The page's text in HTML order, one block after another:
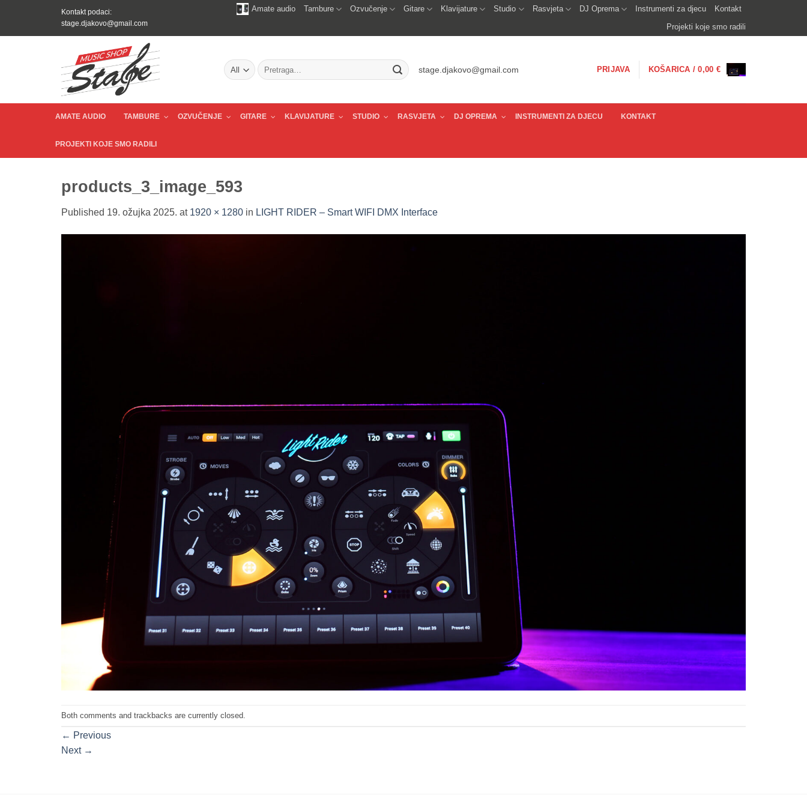
content
Kontakt podaci:
stage.djakovo@gmail.com
Amate audio Tambure Ozvučenje Gitare Klavijature Studio Rasvjeta DJ Oprema Instrumenti za djecu
Kontakt
Projekti koje smo radili
Pretraži:
stage.djakovo@gmail.com PRIJAVA KOŠARICA /0,00 €
AMATE AUDIO TAMBURE OZVUČENJE GITARE KLAVIJATURE STUDIO RASVJETA DJ OPREMA INSTRUMENTI ZA DJECU KONTAKT
PROJEKTI KOJE SMO RADILI
products_3_image_593
Published 19. ožujka 2025. at 1920 × 1280 in LIGHT RIDER – Smart WIFI DMX Interface
Both comments and trackbacks are currently closed.
← Previous
Next →